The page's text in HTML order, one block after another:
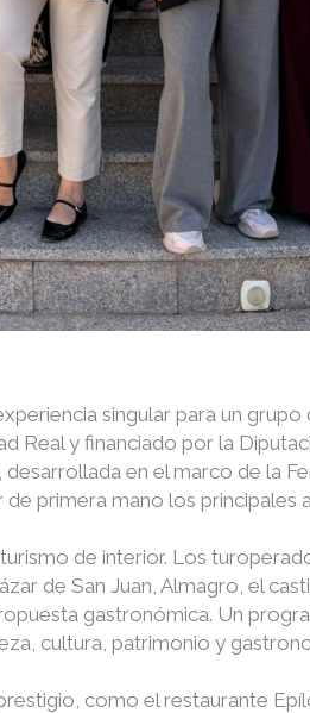
singular para un
Real y financiado por la
en el marco de la
primera mano los
de interior. Los
de San Juan, Almagro, el
gastronómica. Un
cultura, patrimonio y
como el restaurante